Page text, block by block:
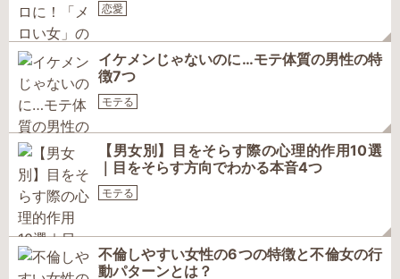
恋愛
イケメンじゃないのに…モテ体質の男性の特
徴7つ
モテる
【男女別】目をそらす際の心理的作用10選
｜目をそらす方向でわかる本音4つ
モテる
不倫しやすい女性の6つの特徴と不倫女の行
動パターンとは？